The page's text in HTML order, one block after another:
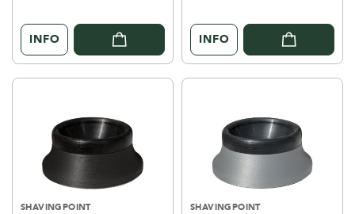
INFO INFO
SHAVINGPOINT SHAVINGPOINT